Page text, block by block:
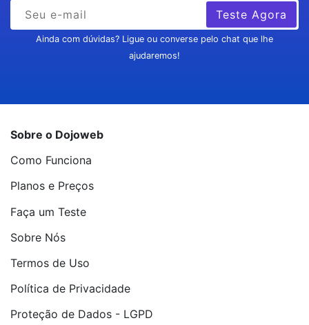
Teste Agora
Ainda com dúvidas? Ligue ou converse pelo chat que lhe
ajudaremos!
Sobre o Dojoweb
Como Funciona
Planos e Preços
Faça um Teste
Sobre Nós
Termos de Uso
Política de Privacidade
Proteção de Dados - LGPD